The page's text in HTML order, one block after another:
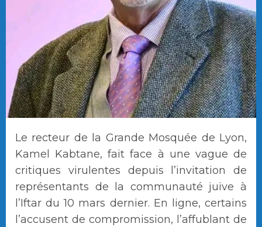
Le recteur de la Grande Mosquée de Lyon,
Kamel Kabtane, fait face à une vague de
critiques virulentes depuis l’invitation de
représentants de la communauté juive à
l’Iftar du 10 mars dernier. En ligne, certains
l’accusent de compromission, l’affublant de